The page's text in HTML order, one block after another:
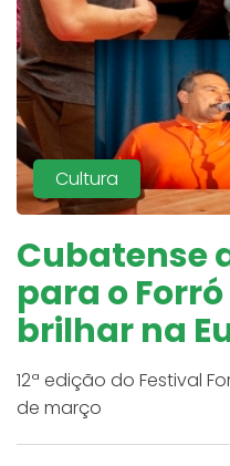
Cultura
Cubatense
para o
brilhar na
12ª edição do Festival
de março